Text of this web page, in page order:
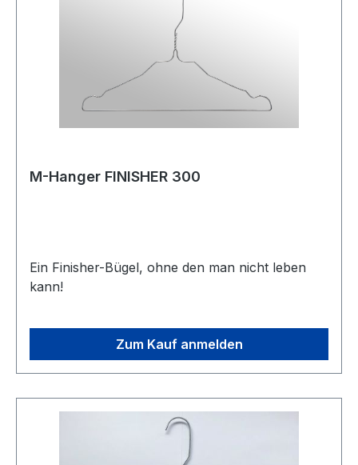
M-Hanger FINISHER 300
Ein Finisher-Bügel, ohne den man nicht leben
kann!
Zum Kauf anmelden